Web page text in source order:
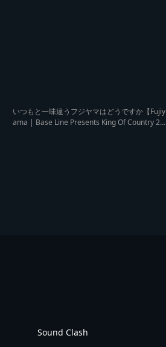
いつもと一味違うフジヤマはどうですか【Fujiy
ama | Base Line Presents King Of Country 20
Sound Clash